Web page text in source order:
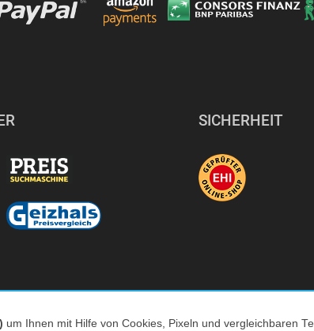
SICHERHEIT
um Ihnen mit Hilfe von Cookies, Pixeln und vergleichbaren